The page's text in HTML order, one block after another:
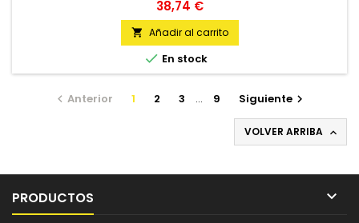
Precio
38,74 €
 Añadir al carrito
 En stock
 Anterior 1 2 3 … 9 Siguiente
VOLVER ARRIBA 
PRODUCTOS 